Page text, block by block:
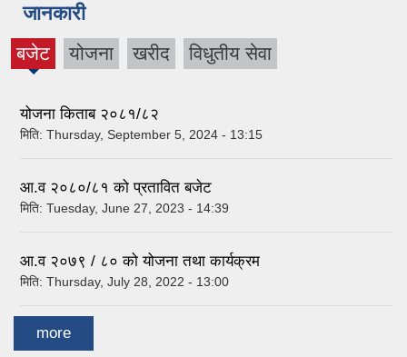
जानकारी
बजेट
(active
योजना खरीद विधुतीय सेवा
योजना किताब २०८१/८२
मिति: Thursday, September 5, 2024 - 13:15
आ.व २०८०/८१ को प्रतावित बजेट
मिति: Tuesday, June 27, 2023 - 14:39
आ.व २०७९ / ८० को योजना तथा कार्यक्रम
मिति: Thursday, July 28, 2022 - 13:00
more